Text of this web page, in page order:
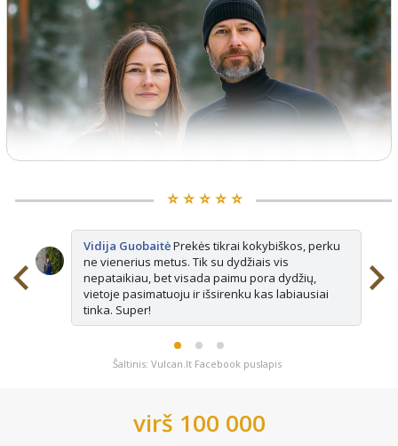
⭐️ ⭐️ ⭐️ ⭐️ ⭐️
Vidija GuobaitėPrekės tikrai kokybiškos, perku
ne vienerius metus. Tik su dydžiais vis
nepataikiau, bet visada paimu pora dydžių,
vietoje pasimatuoju ir išsirenku kas labiausiai
tinka. Super!
Šaltinis: Vulcan.lt Facebook puslapis
virš 100 000